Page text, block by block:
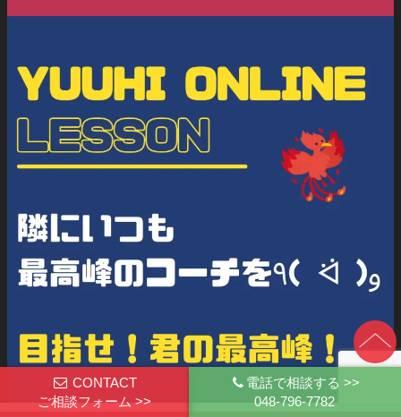
CONTACT
ご相談フォーム >>
電話で相談する >>
048-796-7782